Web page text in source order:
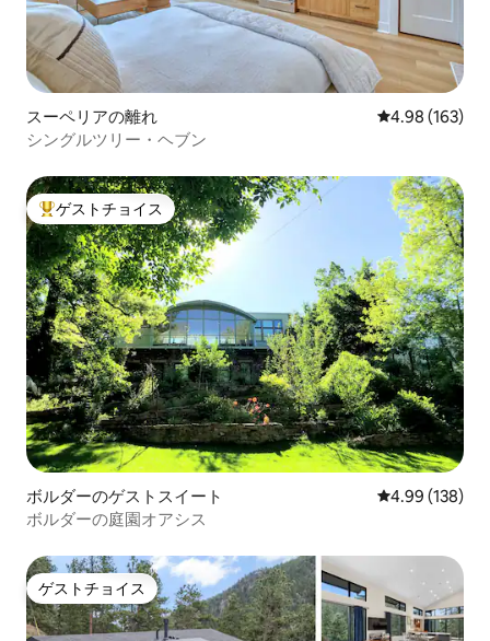
スーペリアの離れ レビュー163
4.98 (163)
シングルツリー・ヘブン
大好評のゲストチョイスです。
ゲストチョイス
ボルダーのゲストスイート レビュー138
4.99 (138)
ボルダーの庭園オアシス
ゲストチョイス
ゲストチョイス